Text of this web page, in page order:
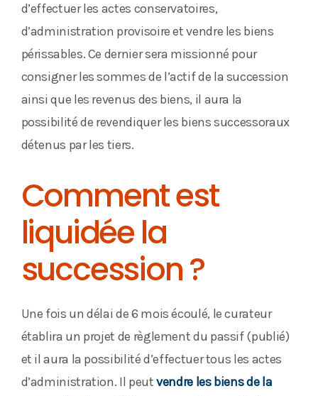
d’effectuer les actes conservatoires,
d’administration provisoire et vendre les biens
périssables. Ce dernier sera missionné pour
consigner les sommes de l’actif de la succession
ainsi que les revenus des biens, il aura la
possibilité de revendiquer les biens successoraux
détenus par les tiers.
Comment est
liquidée la
succession ?
Une fois un délai de 6 mois écoulé, le curateur
établira un projet de règlement du passif (publié)
et il aura la possibilité d’effectuer tous les actes
d’administration. Il peutvendre les biens de la